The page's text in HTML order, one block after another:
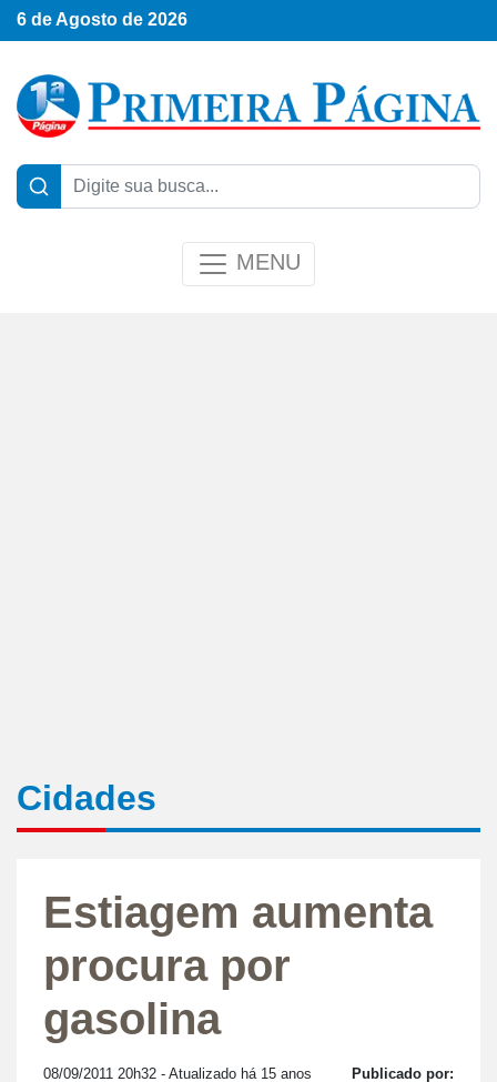
6 de Agosto de 2026
MENU
Cidades
Estiagem aumenta
procura por
gasolina
08/09/2011 20h32 - Atualizado há 15 anos
Publicado por: